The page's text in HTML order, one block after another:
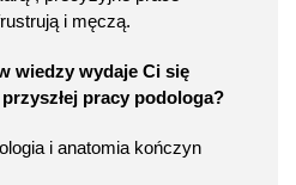
i męczą.
wiedzy wydaje Ci się
pracy podologa?
i anatomia kończyn